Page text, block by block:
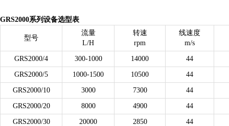
GRS2000系列 设备选型表
型号
流量
L/H
转速
rpm
线速度
m/s
GRS2000/4 300-1000 14000 44
GRS2000/5 1000-1500 10500 44
GRS2000/10 3000 7300 44
GRS2000/20 8000 4900 44
GRS2000/30 20000 2850 44